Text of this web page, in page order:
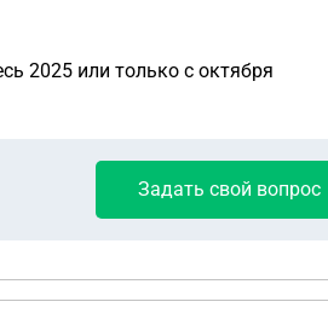
2025 или только с октября
Задать свой вопрос